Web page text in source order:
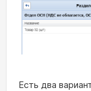
Есть два